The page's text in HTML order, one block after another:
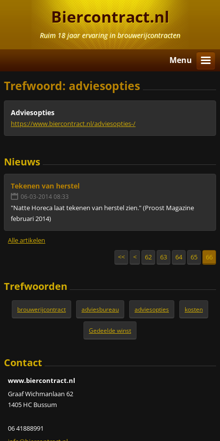
Biercontract.nl
Ruim 18 jaar ervaring in brouwerijcontracten
Menu
Trefwoord: adviesopties
Adviesopties
https://www.biercontract.nl/adviesopties-/
Nieuws
Tekenen van herstel
06-03-2014 08:33
"Natte Horeca laat tekenen van herstel zien." (Proost Magazine
februari 2014)
Alle artikelen
<<
< 62 63 64 65 66
Trefwoorden
brouwerijcontract adviesbureau adviesopties kosten
Gedeelde winst
Contact
www.biercontract.nl
Graaf Wichmanlaan 62
1405 HC Bussum
06 41888991